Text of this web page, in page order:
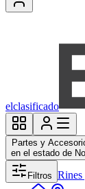
elclasificado
Partes y
en el estado de
Filtros Rines